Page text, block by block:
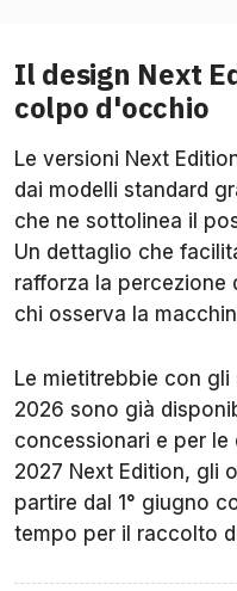
Il design Next
colpo d'occhio
Le versioni Next
dai modelli standard
che ne sottolinea il
Un dettaglio che
rafforza la percezione
chi osserva la
Le mietitrebbie con
2026 sono già
concessionari e per le
2027 Next Edition, gli
partire dal 1° giugno
tempo per il raccolto